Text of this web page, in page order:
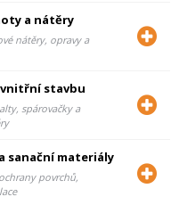
a nátěry
nátěry, opravy a
stavbu
spárovačky a
sanační materiály
povrchů,